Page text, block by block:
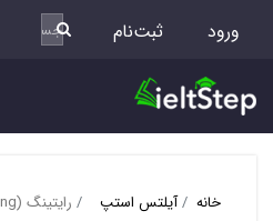
ورود ثبت‌نام
خانه آیلتس استپ رایتینگ (Writing)